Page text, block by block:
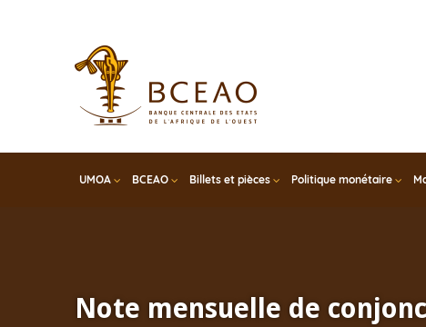
UMOA BCEAO Billets et pièces Politique monétaire
Note mensuelle de